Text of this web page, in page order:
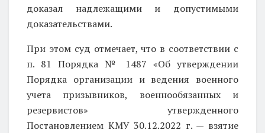
доказал надлежащими и допустимыми
доказательствами.
При этом суд отмечает, что в соответствии с
п. 81 Порядка № 1487 «Об утверждении
Порядка организации и ведения военного
учета призывников, военнообязанных и
резервистов» утвержденного
Постановлением КМУ 30.12.2022 г. — взятие